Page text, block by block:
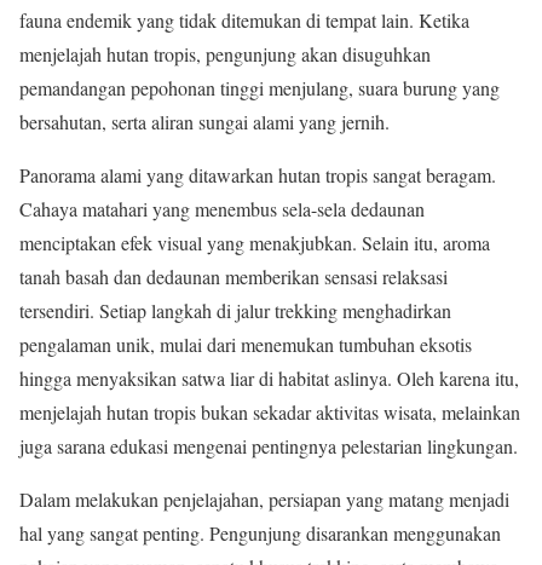
fauna endemik yang tidak ditemukan di tempat lain. Ketika
menjelajah hutan tropis, pengunjung akan disuguhkan
pemandangan pepohonan tinggi menjulang, suara burung yang
bersahutan, serta aliran sungai alami yang jernih.
Panorama alami yang ditawarkan hutan tropis sangat beragam.
Cahaya matahari yang menembus sela-sela dedaunan
menciptakan efek visual yang menakjubkan. Selain itu, aroma
tanah basah dan dedaunan memberikan sensasi relaksasi
tersendiri. Setiap langkah di jalur trekking menghadirkan
pengalaman unik, mulai dari menemukan tumbuhan eksotis
hingga menyaksikan satwa liar di habitat aslinya. Oleh karena itu,
menjelajah hutan tropis bukan sekadar aktivitas wisata, melainkan
juga sarana edukasi mengenai pentingnya pelestarian lingkungan.
Dalam melakukan penjelajahan, persiapan yang matang menjadi
hal yang sangat penting. Pengunjung disarankan menggunakan